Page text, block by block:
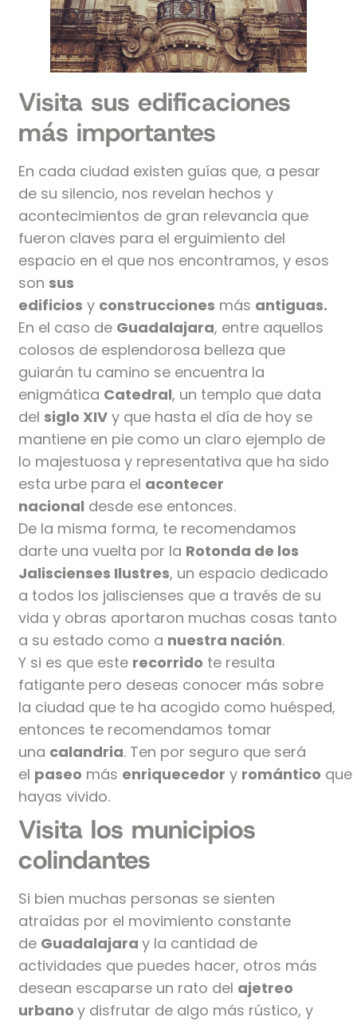
Visita sus edificaciones
más importantes
En cada ciudad existen guías que, a pesar
de su silencio, nos revelan hechos y
acontecimientos de gran relevancia que
fueron claves para el erguimiento del
espacio en el que nos encontramos, y esos
son sus
edificios y construcciones más antiguas.
En el caso de Guadalajara, entre aquellos
colosos de esplendorosa belleza que
guiarán tu camino se encuentra la
enigmática Catedral, un templo que data
del siglo XIV y que hasta el día de hoy se
mantiene en pie como un claro ejemplo de
lo majestuosa y representativa que ha sido
esta urbe para el acontecer
nacional desde ese entonces.
De la misma forma, te recomendamos
darte una vuelta por la Rotonda de los
Jaliscienses Ilustres, un espacio dedicado
a todos los jaliscienses que a través de su
vida y obras aportaron muchas cosas tanto
a su estado como a nuestra nación.
Y si es que este recorrido te resulta
fatigante pero deseas conocer más sobre
la ciudad que te ha acogido como huésped,
entonces te recomendamos tomar
una calandria. Ten por seguro que será
el paseo más enriquecedor y romántico que
hayas vivido.
Visita los municipios
colindantes
Si bien muchas personas se sienten
atraídas por el movimiento constante
de Guadalajara y la cantidad de
actividades que puedes hacer, otros más
desean escaparse un rato del ajetreo
urbano y disfrutar de algo más rústico, y